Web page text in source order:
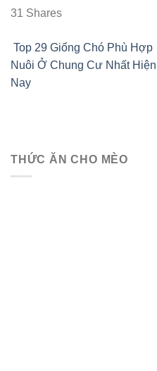
31 Shares
Top 29 Giống Chó Phù Hợp
Nuôi Ở Chung Cư Nhất Hiện
Nay
THỨC ĂN CHO MÈO